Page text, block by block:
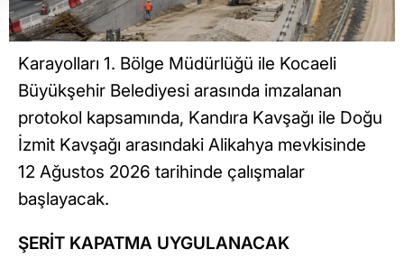
Karayolları 1. Bölge Müdürlüğü ile Kocaeli
Büyükşehir Belediyesi arasında imzalanan
protokol kapsamında, Kandıra Kavşağı ile Doğu
İzmit Kavşağı arasındaki Alikahya mevkisinde
12 Ağustos 2026 tarihinde çalışmalar
başlayacak.
ŞERİT KAPATMA UYGULANACAK